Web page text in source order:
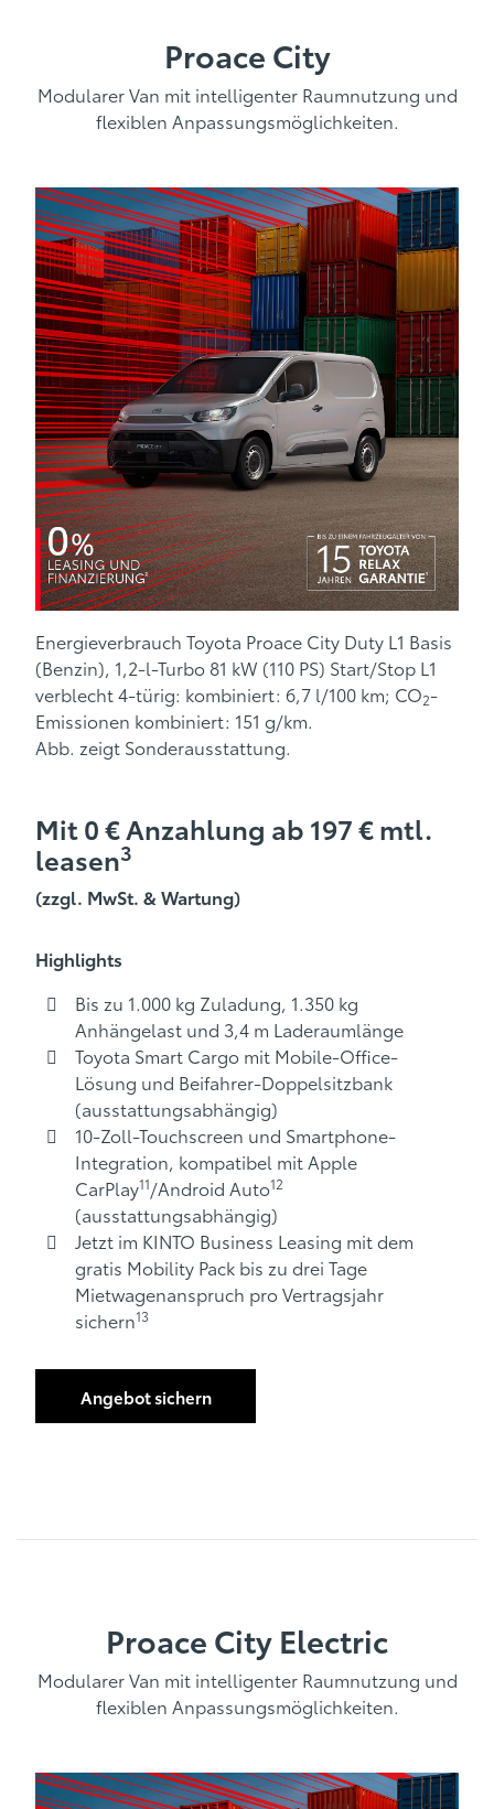
Proace City
Modularer Van mit intelligenter Raumnutzung und
flexiblen Anpassungsmöglichkeiten.
Energieverbrauch Toyota Proace City Duty L1 Basis
(Benzin), 1,2-l-Turbo 81 kW (110 PS) Start/Stop L1
verblecht 4-türig: kombiniert: 6,7 l/100 km; CO2-
Emissionen kombiniert: 151 g/km.
Abb. zeigt Sonderausstattung.
Mit 0 € Anzahlung ab 197 € mtl.
leasen3
(zzgl. MwSt. & Wartung)
Highlights
Bis zu 1.000 kg Zuladung, 1.350 kg
Anhängelast und 3,4 m Laderaumlänge
Toyota Smart Cargo mit Mobile-Office-
Lösung und Beifahrer-Doppelsitzbank
(ausstattungsabhängig)
10-Zoll-Touchscreen und Smartphone-
Integration, kompatibel mit Apple
CarPlay11/Android Auto12
(ausstattungsabhängig)
Jetzt im KINTO Business Leasing mit dem
gratis Mobility Pack bis zu drei Tage
Mietwagenanspruch pro Vertragsjahr
sichern13
Angebot sichern
Proace City Electric
Modularer Van mit intelligenter Raumnutzung und
flexiblen Anpassungsmöglichkeiten.